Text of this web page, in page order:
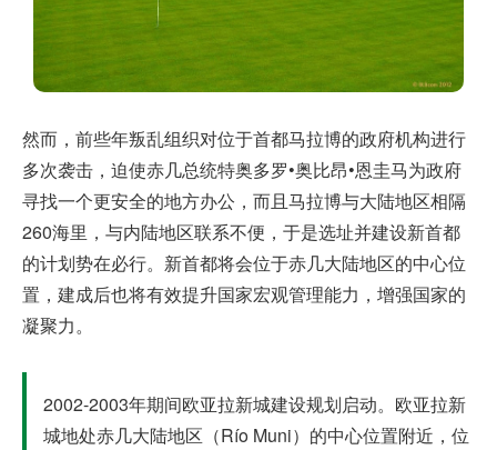
然而，前些年叛乱组织对位于首都马拉博的政府机构进行
多次袭击，迫使赤几总统特奥多罗•奥比昂•恩圭马为政府
寻找一个更安全的地方办公，而且马拉博与大陆地区相隔
260海里，与内陆地区联系不便，于是选址并建设新首都
的计划势在必行。新首都将会位于赤几大陆地区的中心位
置，建成后也将有效提升国家宏观管理能力，增强国家的
凝聚力。
2002-2003年期间欧亚拉新城建设规划启动。欧亚拉新
城地处赤几大陆地区（Río Muni）的中心位置附近，位